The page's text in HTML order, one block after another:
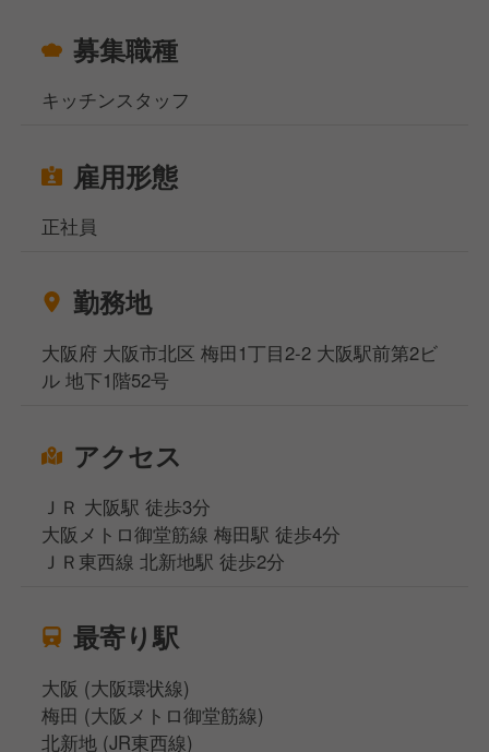
◇★ 居酒屋経験をもっと楽しく活かせます！ ★◇
チェーン店のような窮屈さはありません。
「こんなメニューやってみたい」
そんなアイデアも発信しやすく、
店舗同士の交流も活発で、
イベント企画やキャンペーンなども積極的に実施！
“やらされる仕事”ではなく、
◇★ 繁盛店だけど、働き方はちゃんと整備！ ★◇
飲食経験者ほど、
「ちゃんと休めるか」は気になるポイント。
23時閉店＆深夜営業なし。
終電を超える勤務はありません！
募集職種
キッチンスタッフ
雇用形態
正社員
勤務地
大阪府 大阪市北区 梅田1丁目2-2 大阪駅前第2ビ
ル 地下1階52号
アクセス
ＪＲ 大阪駅 徒歩3分
大阪メトロ御堂筋線 梅田駅 徒歩4分
ＪＲ東西線 北新地駅 徒歩2分
最寄り駅
大阪 (大阪環状線)
梅田 (大阪メトロ御堂筋線)
北新地 (JR東西線)